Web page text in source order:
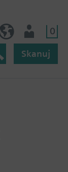
0
Skanuj